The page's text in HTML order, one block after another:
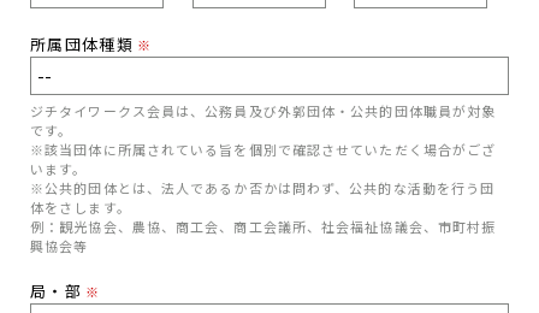
所属団体種類 ※
ジチタイワークス会員は、公務員及び外郭団体・公共的団体職員が対象
です。
※該当団体に所属されている旨を個別で確認させていただく場合がござ
います。
※公共的団体とは、法人であるか否かは問わず、公共的な活動を行う団
体をさします。
例：観光協会、農協、商工会、商工会議所、社会福祉協議会、市町村振
興協会等
局・部 ※